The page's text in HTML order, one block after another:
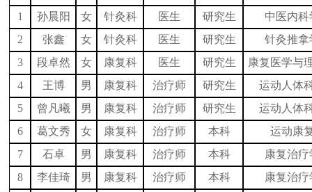
1 孙晨阳 女 针灸科 医生 研究生
中医内科
2
张鑫 女 针灸科 医生 研究生
针灸推拿
3
段卓然 女 康复科 医生 研究生
康复医学与
4
王博 男 康复科 治疗师 研究生
运动人体
5
曾凡曦 男 康复科 治疗师 研究生
运动人体
6
葛文秀 女 康复科 治疗师 本科
运动康
7
石卓 男 康复科 治疗师 本科
康复治疗
8
李佳琦 男 康复科 治疗师 本科
康复治疗